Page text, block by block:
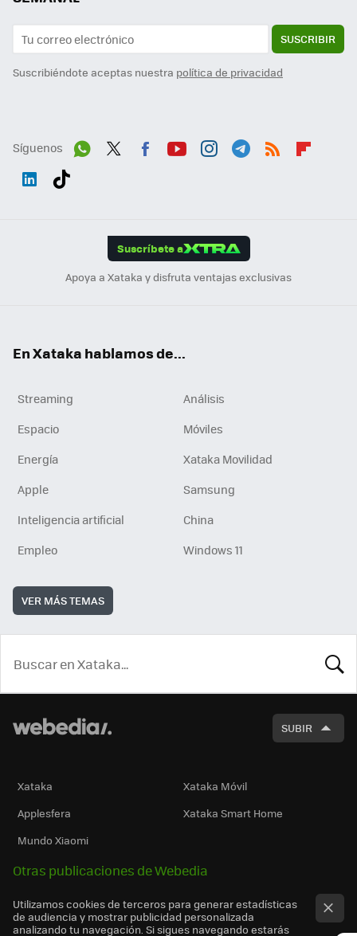
SUSCRIBIR
Suscribiéndote aceptas nuestra política de privacidad
Síguenos
Suscríbete a
Apoya a Xataka y disfruta ventajas exclusivas
En Xataka hablamos de...
Streaming
Análisis
Espacio
Móviles
Energía
Xataka Movilidad
Apple
Samsung
Inteligencia artificial
China
Empleo
Windows 11
VER MÁS TEMAS
SUBIR
Xataka
Xataka Móvil
Applesfera
Xataka Smart Home
Mundo Xiaomi
Otras publicaciones de Webedia
Utilizamos cookies de terceros para generar estadísticas
de audiencia y mostrar publicidad personalizada
analizando tu navegación. Si sigues navegando estarás